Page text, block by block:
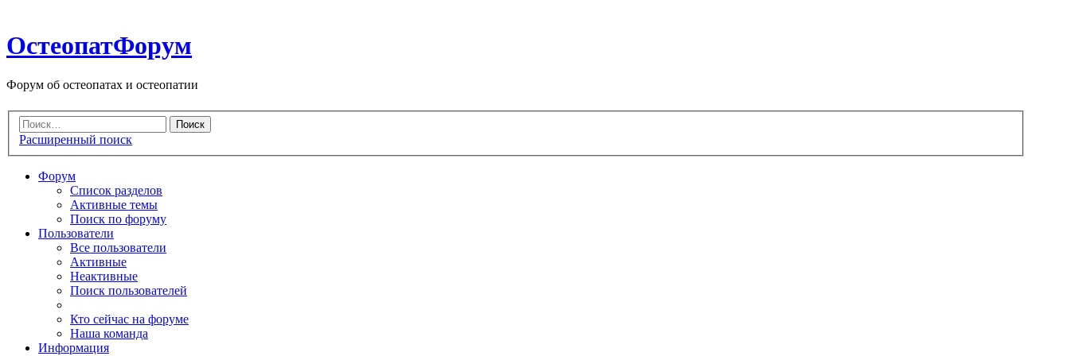
ОстеопатФорум
Форум об остеопатах и остеопатии
Расширенный поиск
Форум
Список разделов
Активные темы
Поиск по форуму
Пользователи
Все пользователи
Активные
Неактивные
Поиск пользователей
Кто сейчас на форуме
Наша команда
Информация